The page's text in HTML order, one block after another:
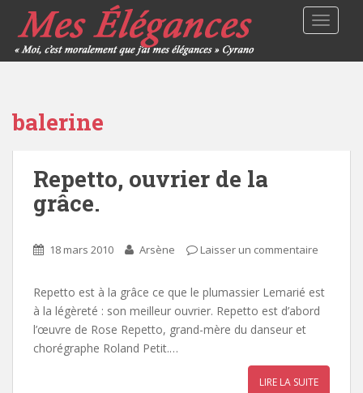
balerine
Repetto, ouvrier de la
grâce.
18 mars 2010 Arsène Laisser un commentaire
Repetto est à la grâce ce que le plumassier Lemarié est
à la légèreté : son meilleur ouvrier. Repetto est d’abord
l’œuvre de Rose Repetto, grand-mère du danseur et
chorégraphe Roland Petit.…
LIRE LA SUITE